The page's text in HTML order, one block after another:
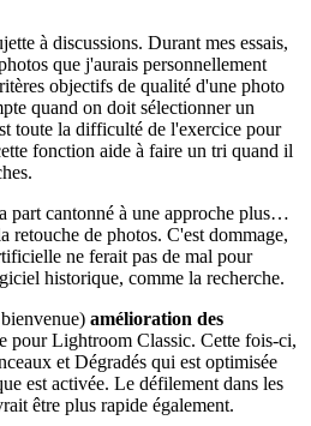
à discussions. Durant mes essais,
que j'aurais personnellement
objectifs de qualité d'une photo
quand on doit sélectionner un
toute la difficulté de l'exercice pour
fonction aide à faire un tri quand il
part cantonné à une approche plus…
retouche de photos. C'est dommage,
ne ferait pas de mal pour
historique, comme la recherche.
amélioration des
pour Lightroom Classic. Cette fois-ci,
et Dégradés qui est optimisée
est activée. Le défilement dans les
être plus rapide également.